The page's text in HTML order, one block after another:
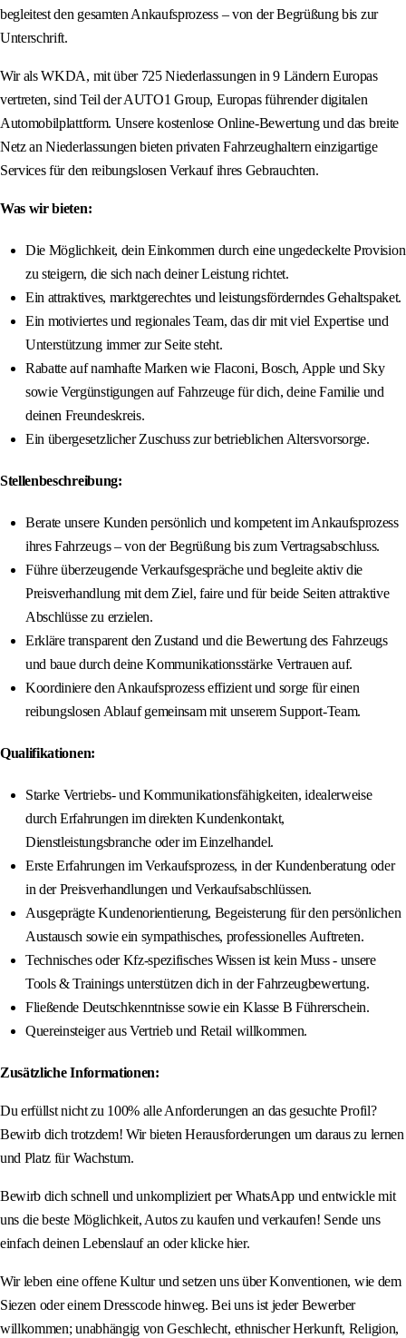
begleitest den gesamten Ankaufsprozess – von der Begrüßung bis zur
Unterschrift.
Wir als WKDA, mit über 725 Niederlassungen in 9 Ländern Europas
vertreten, sind Teil der AUTO1 Group, Europas führender digitalen
Automobilplattform. Unsere kostenlose Online-Bewertung und das breite
Netz an Niederlassungen bieten privaten Fahrzeughaltern einzigartige
Services für den reibungslosen Verkauf ihres Gebrauchten.
Was wir bieten:
Die Möglichkeit, dein Einkommen durch eine ungedeckelte Provision
zu steigern, die sich nach deiner Leistung richtet.
Ein attraktives, marktgerechtes und leistungsförderndes Gehaltspaket.
Ein motiviertes und regionales Team, das dir mit viel Expertise und
Unterstützung immer zur Seite steht.
Rabatte auf namhafte Marken wie Flaconi, Bosch, Apple und Sky
sowie Vergünstigungen auf Fahrzeuge für dich, deine Familie und
deinen Freundeskreis.
Ein übergesetzlicher Zuschuss zur betrieblichen Altersvorsorge.
Stellenbeschreibung:
Berate unsere Kunden persönlich und kompetent im Ankaufsprozess
ihres Fahrzeugs – von der Begrüßung bis zum Vertragsabschluss.
Führe überzeugende Verkaufsgespräche und begleite aktiv die
Preisverhandlung mit dem Ziel, faire und für beide Seiten attraktive
Abschlüsse zu erzielen.
Erkläre transparent den Zustand und die Bewertung des Fahrzeugs
und baue durch deine Kommunikationsstärke Vertrauen auf.
Koordiniere den Ankaufsprozess effizient und sorge für einen
reibungslosen Ablauf gemeinsam mit unserem Support-Team.
Qualifikationen:
Starke Vertriebs- und Kommunikationsfähigkeiten, idealerweise
durch Erfahrungen im direkten Kundenkontakt,
Dienstleistungsbranche oder im Einzelhandel.
Erste Erfahrungen im Verkaufsprozess, in der Kundenberatung oder
in der Preisverhandlungen und Verkaufsabschlüssen.
Ausgeprägte Kundenorientierung, Begeisterung für den persönlichen
Austausch sowie ein sympathisches, professionelles Auftreten.
Technisches oder Kfz-spezifisches Wissen ist kein Muss - unsere
Tools & Trainings unterstützen dich in der Fahrzeugbewertung.
Fließende Deutschkenntnisse sowie ein Klasse B Führerschein.
Quereinsteiger aus Vertrieb und Retail willkommen.
Zusätzliche Informationen:
Du erfüllst nicht zu 100% alle Anforderungen an das gesuchte Profil?
Bewirb dich trotzdem! Wir bieten Herausforderungen um daraus zu lernen
und Platz für Wachstum.
Bewirb dich schnell und unkompliziert per WhatsApp und entwickle mit
uns die beste Möglichkeit, Autos zu kaufen und verkaufen! Sende uns
einfach deinen Lebenslauf an oder klicke hier.
Wir leben eine offene Kultur und setzen uns über Konventionen, wie dem
Siezen oder einem Dresscode hinweg. Bei uns ist jeder Bewerber
willkommen; unabhängig von Geschlecht, ethnischer Herkunft, Religion,